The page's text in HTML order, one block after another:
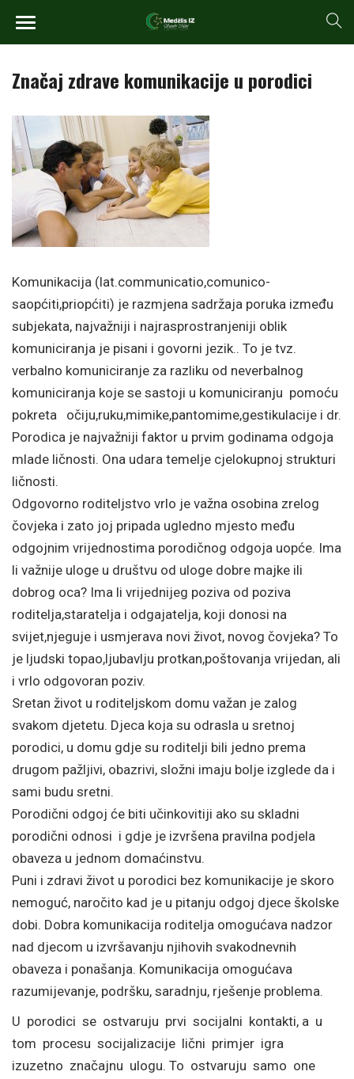
Značaj zdrave komunikacije u porodici
Komunikacija (lat.communicatio,comunico-
saopćiti,priopćiti) je razmjena sadržaja poruka između
subjekata, najvažniji i najrasprostranjeniji oblik
komuniciranja je pisani i govorni jezik.. To je tvz.
verbalno komuniciranje za razliku od neverbalnog
komuniciranja koje se sastoji u komuniciranju pomoću
pokreta očiju,ruku,mimike,pantomime,gestikulacije i dr.
Porodica je najvažniji faktor u prvim godinama odgoja
mlade ličnosti. Ona udara temelje cjelokupnoj strukturi
ličnosti.
Odgovorno roditeljstvo vrlo je važna osobina zrelog
čovjeka i zato joj pripada ugledno mjesto među
odgojnim vrijednostima porodičnog odgoja uopće. Ima
li važnije uloge u društvu od uloge dobre majke ili
dobrog oca? Ima li vrijednijeg poziva od poziva
roditelja,staratelja i odgajatelja, koji donosi na
svijet,njeguje i usmjerava novi život, novog čovjeka? To
je ljudski topao,ljubavlju protkan,poštovanja vrijedan, ali
i vrlo odgovoran poziv.
Sretan život u roditeljskom domu važan je zalog
svakom djetetu. Djeca koja su odrasla u sretnoj
porodici, u domu gdje su roditelji bili jedno prema
drugom pažljivi, obazrivi, složni imaju bolje izglede da i
sami budu sretni.
Porodični odgoj će biti učinkovitiji ako su skladni
porodični odnosi i gdje je izvršena pravilna podjela
obaveza u jednom domaćinstvu.
Puni i zdravi život u porodici bez komunikacije je skoro
nemoguć, naročito kad je u pitanju odgoj djece školske
dobi. Dobra komunikacija roditelja omogućava nadzor
nad djecom u izvršavanju njihovih svakodnevnih
obaveza i ponašanja. Komunikacija omogućava
razumijevanje, podršku, saradnju, rješenje problema.
U porodici se ostvaruju prvi socijalni kontakti, a u
tom procesu socijalizacije lični primjer igra
izuzetno značajnu ulogu. To ostvaruju samo one